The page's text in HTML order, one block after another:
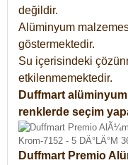
değildir.
Alüminyum
göstermektedir.
Su içerisindeki
etkilenmemektedir.
Duffmart
renklerde seçim
Duffmart Premio